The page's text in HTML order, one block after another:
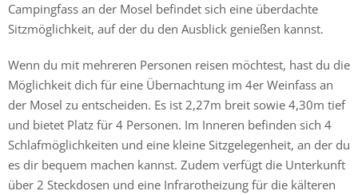
Campingfass an der Mosel befindet sich eine überdachte
Sitzmöglichkeit, auf der du den Ausblick genießen kannst.
Wenn du mit mehreren Personen reisen möchtest, hast du die
Möglichkeit dich für eine Übernachtung im 4er Weinfass an
der Mosel zu entscheiden. Es ist 2,27m breit sowie 4,30m tief
und bietet Platz für 4 Personen. Im Inneren befinden sich 4
Schlafmöglichkeiten und eine kleine Sitzgelegenheit, an der du
es dir bequem machen kannst. Zudem verfügt die Unterkunft
über 2 Steckdosen und eine Infrarotheizung für die kälteren